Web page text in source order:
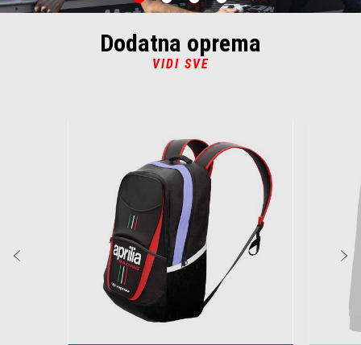
Item
Item
Dodatna oprema
VIDI SVE